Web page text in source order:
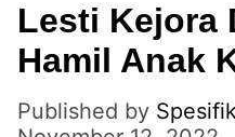
Lesti Kejora
Hamil Anak
Published by